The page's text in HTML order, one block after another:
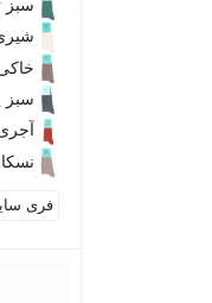
سبز
سبز
فری سایز